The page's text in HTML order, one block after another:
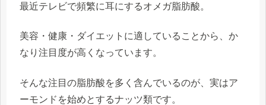
最近テレビで頻繁に耳にするオメガ脂肪酸。
美容・健康・ダイエットに適していることから、か
なり注目度が高くなっています。
そんな注目の脂肪酸を多く含んでいるのが、実はア
ーモンドを始めとするナッツ類です。